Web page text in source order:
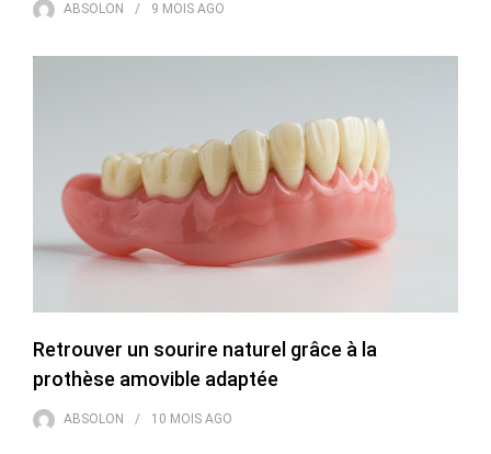
ABSOLON 9 MOIS AGO
Retrouver un sourire naturel grâce à la
prothèse amovible adaptée
ABSOLON 10 MOIS AGO